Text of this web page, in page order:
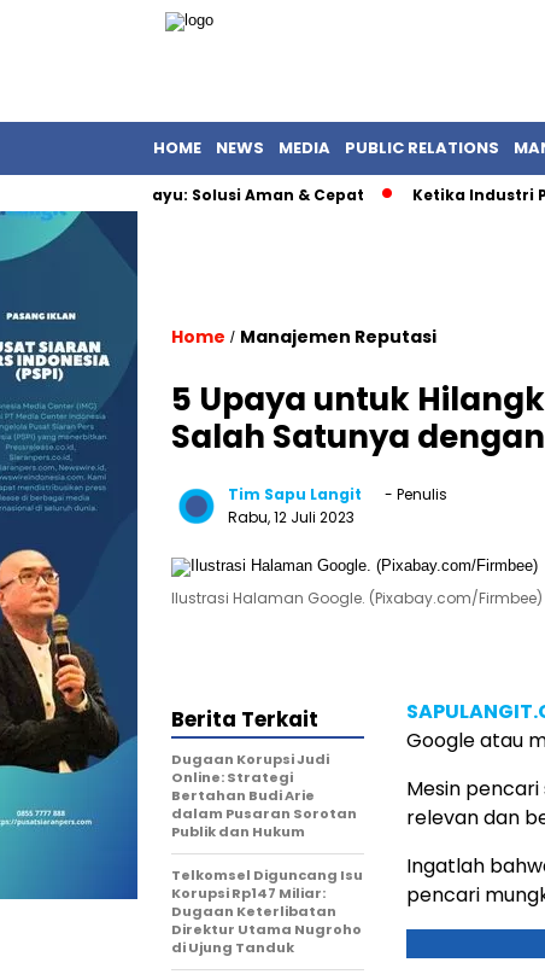
HOME NEWS MEDIA PUBLIC RELATIONS
Up di Epayu: Solusi Aman & Cepat Ketika Industri Public
Home / Manajemen Reputasi
5 Upaya untuk
Salah Satunya
Tim Sapu Langit
- Penulis
Rabu, 12 Juli 2023
Ilustrasi Halaman Google. (Pixabay.com/Firmbee)
Google atau
Mesin
relevan dan
Ingatlah
pencari
Berita Terkait
Dugaan Korupsi Judi
Online: Strategi
Bertahan Budi Arie
dalam Pusaran Sorotan
Publik dan Hukum
Telkomsel Diguncang Isu
Korupsi Rp147 Miliar:
Dugaan Keterlibatan
Direktur Utama Nugroho
di Ujung Tanduk